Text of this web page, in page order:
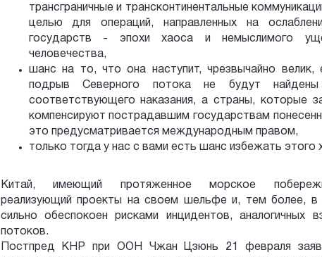
трансграничные и трансконтинентальные
целью для операций, направленных на
государств - эпохи хаоса и немыслимого
человечества,
шанс на то, что она наступит, чрезвычайно велик,
подрыв Северного потока не будут
соответствующего наказания, а страны, которые
компенсируют пострадавшим государствам
это предусматривается международным правом,
только тогда у нас с вами есть шанс избежать этого
Китай, имеющий протяженное морское
реализующий проекты на своем шельфе и, тем более, в
сильно обеспокоен рисками инцидентов, аналогичных
потоков.
Постпред КНР при ООН Чжан Цзюнь 21 февраля